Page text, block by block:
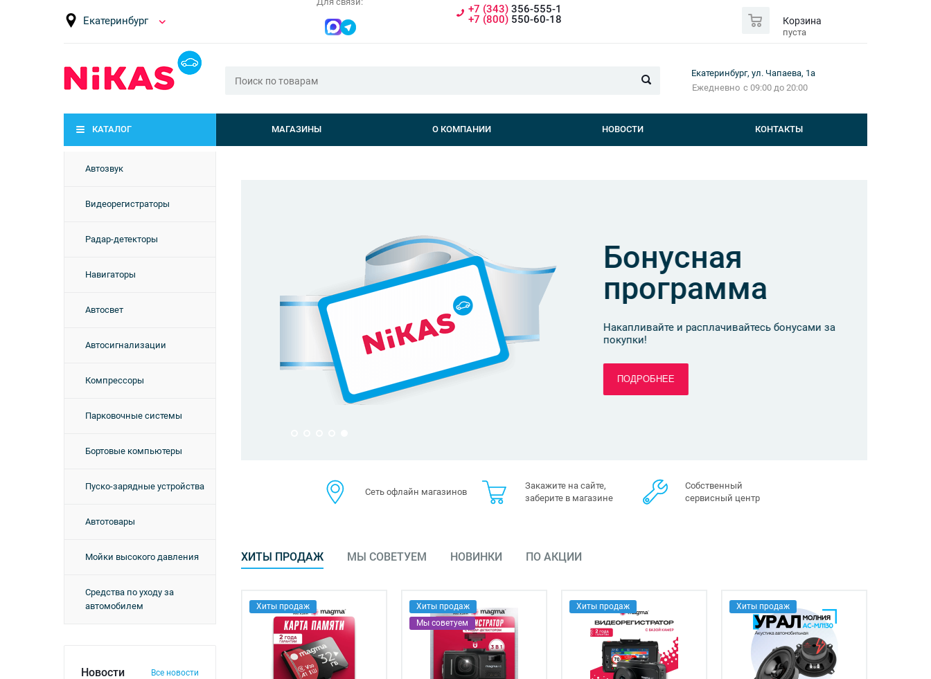
Екатеринбург
+7 (343) 356-555-1
+7 (800) 550-60-18 Корзина
пуста
Екатеринбург, ул. Чапаева, 1а
Ежедневно с 09:00 до 20:00
КАТАЛОГ МАГАЗИНЫ О КОМПАНИИ НОВОСТИ КОНТАКТЫ
Автозвук
Видеорегистраторы
Радар-детекторы
Навигаторы
Автосвет
Автосигнализации
Компрессоры
Парковочные системы
Бортовые компьютеры
Пуско-зарядные устройства
Автотовары
Мойки высокого давления
Средства по уходу за
автомобилем
Новости Все новости
Бонусная
программа
Накапливайте и расплачивайтесь бонусами за
покупки!
ПОДРОБНЕЕ
Сеть офлайн магазинов
Закажите на сайте,
заберите в магазине
Собственный
сервисный центр
ХИТЫ ПРОДАЖ МЫ СОВЕТУЕМ НОВИНКИ ПО АКЦИИ
Хиты продаж
Хиты продаж
Мы советуем
Хиты продаж Хиты продаж